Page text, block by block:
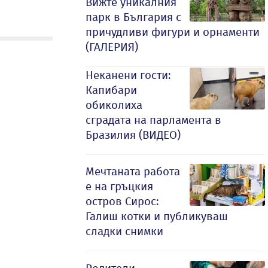
парк в България с
причудливи фигури и орнаменти
(ГАЛЕРИЯ)
Неканени гости:
Капибари
обиколиха
сградата на парламента в
Бразилия (ВИДЕО)
Мечтаната работа
е на гръцкия
остров Сирос:
Галиш котки и публикуваш
сладки снимки